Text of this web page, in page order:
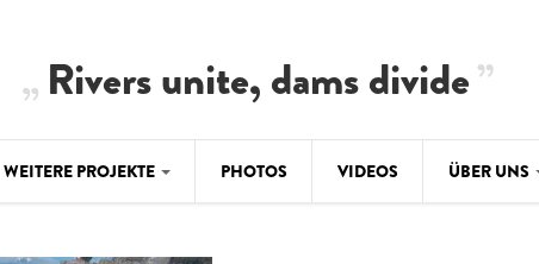
Rivers unite, dams divide
WEITERE PROJEKTE PHOTOS VIDEOS ÜBER UNS